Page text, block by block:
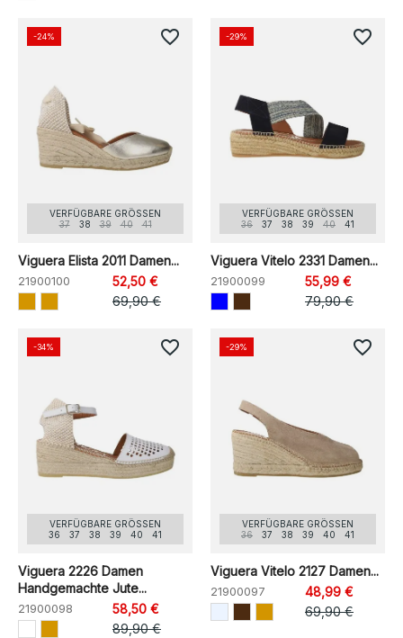
VERFÜGBARE GRÖSSEN
37
38 39 40 41
Viguera Elista 2011 Damen...
21900100
52,50 €
69,90 €
-24% favorite_border
VERFÜGBARE GRÖSSEN
36
37 38 39 40 41
Viguera Vitelo 2331 Damen...
21900099
55,99 €
79,90 €
-29% favorite_border
VERFÜGBARE GRÖSSEN
36
37 38 39 40 41
Viguera 2226 Damen
Handgemachte Jute...
21900098
58,50 €
89,90 €
-34% favorite_border
VERFÜGBARE GRÖSSEN
36
37 38 39 40 41
Viguera Vitelo 2127 Damen...
21900097
48,99 €
69,90 €
-29% favorite_border